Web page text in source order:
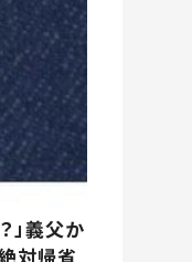
」義父か
対帰省